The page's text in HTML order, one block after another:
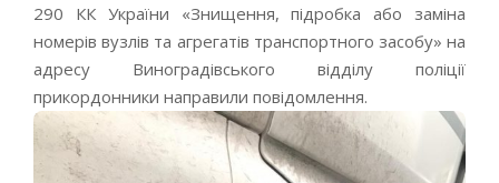
290 КК України «Знищення, підробка або заміна
номерів вузлів та агрегатів транспортного засобу» на
адресу Виноградівського відділу поліції
прикордонники направили повідомлення.